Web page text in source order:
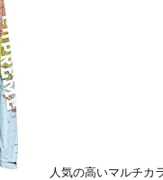
人気の高いマルチカ